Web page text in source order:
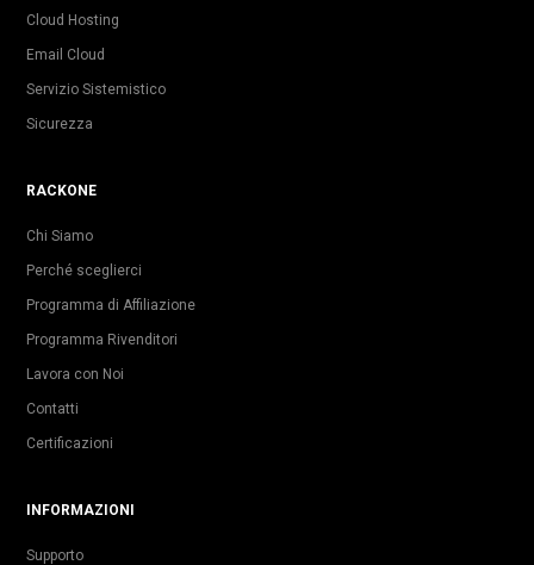
Cloud Hosting
Email Cloud
Servizio Sistemistico
Sicurezza
RACKONE
Chi Siamo
Perché sceglierci
Programma di Affiliazione
Programma Rivenditori
Lavora con Noi
Contatti
Certificazioni
INFORMAZIONI
Supporto